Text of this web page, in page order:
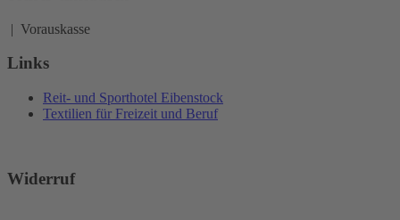
| Vorauskasse
Links
Reit- und Sporthotel Eibenstock
Textilien für Freizeit und Beruf
Widerruf